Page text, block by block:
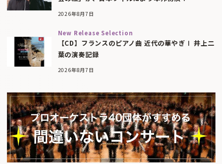
2026年8月7日
New Release Selection
【CD】フランスのピアノ曲 近代の華やぎⅠ 井上二
葉の演奏記録
2026年8月7日